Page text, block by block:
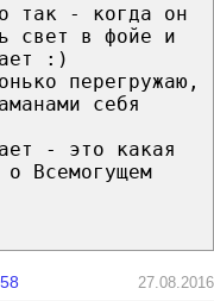
так - когда он
свет в фойе и
:)
перегружаю,
себя
- это какая
Всемогущем
27.08.2016